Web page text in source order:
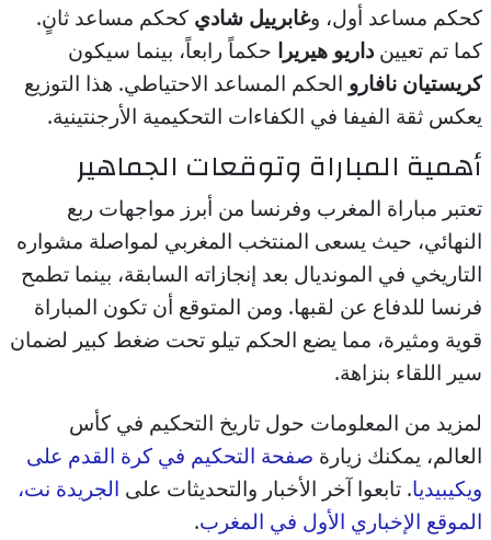
كحكم مساعد أول، وغابرييل شادي كحكم مساعد ثانٍ.
كما تم تعيينداريو هيريرا حكماً رابعاً، بينما سيكون
كريستيان نافارو الحكم المساعد الاحتياطي. هذا التوزيع
يعكس ثقة الفيفا في الكفاءات التحكيمية الأرجنتينية.
أهمية المباراة وتوقعات الجماهير
تعتبر مباراة المغرب وفرنسا من أبرز مواجهات ربع
النهائي، حيث يسعى المنتخب المغربي لمواصلة مشواره
التاريخي في المونديال بعد إنجازاته السابقة، بينما تطمح
فرنسا للدفاع عن لقبها. ومن المتوقع أن تكون المباراة
قوية ومثيرة، مما يضع الحكم تيلو تحت ضغط كبير لضمان
سير اللقاء بنزاهة.
لمزيد من المعلومات حول تاريخ التحكيم في كأس
العالم، يمكنك زيارة صفحة التحكيم في كرة القدم على
ويكيبيديا. تابعوا آخر الأخبار والتحديثات على الجريدة نت،
الموقع الإخباري الأول في المغرب.